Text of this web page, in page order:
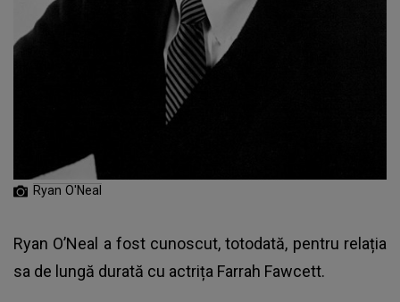
Ryan O'Neal
Ryan O’Neal a fost cunoscut, totodată, pentru relația
sa de lungă durată cu actrița Farrah Fawcett.